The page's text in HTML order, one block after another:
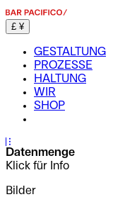
£ ¥
GESTALTUNG
PROZESSE
HALTUNG
WIR
SHOP
...
Datenmenge
Klick für Info
Bilder